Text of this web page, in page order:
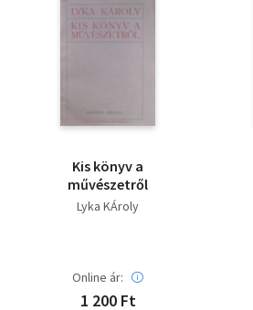
Kis könyv a
művészetről
Lyka KÁroly
Online ár:
1 200 Ft